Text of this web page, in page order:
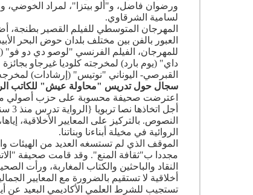
ورضوان فاضل، و"ألو بيتزا"، لمراد الخوضي،
لسامية الشرقاوي.
المهرجان المتوسطي للفيلم القصير بطنجة،
العبور بالفن بين مختلف بلدان حوض البحر
للمهرجان، الفيلم الفرنسي "لوصو دي دو فو"
داي" (يوم بارد) لمخرجته كلوديا غيرجاو
القبرصي- اليوناني "نوتيس" (إرشادات)
سجال حول تدريس "محاولة عيش" للكاتب
اعترضت صحيفة محسوبة على حزب أصولي
النصوص. بالتركيز على المعايير
الروائية في مخيلة أبناءنا وبناتنا.
الموقف الذي لم تستسغه العديد من الهيئات
مجددا ب"ثقافة المنع". وقد قامت صحيفة
النقاد والباحثين والكتاب المغاربة، ورأت
أخلاقية لا تستقيم بالضرورة مع المعايير
تستجيب للشرط العلمي الأكاديمي البعيد عن